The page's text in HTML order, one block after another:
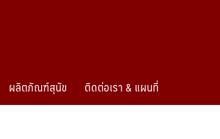
ผลิตภัณฑ์สุนัข ติดต่อเรา & แผนที่